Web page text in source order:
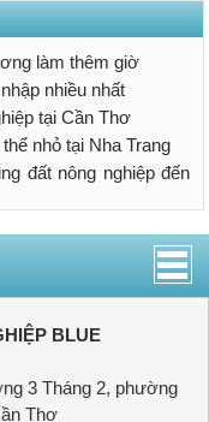
làm thêm giờ
nhiều nhất
tại Cần Thơ
nhỏ tại Nha Trang
đất nông nghiệp đến
BLUE
3 Tháng 2, phường
Thơ